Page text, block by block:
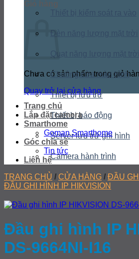
Giỏ hàng
Chưa có sản phẩm trong giỏ
Quay trở lại cửa hàng
Đèn năng lượng mặt trời
Quạt năng lượng mặt trời
Chuông cửa màn hình
Thiết bị lưu trữ
Thiết bị báo động
Server lưu trữ ghi hình
Camera hành trình
Trang chủ
Lắp đặt camera
Smarthome
Goman Smarthome
Góc chia sẻ
Tin tức
Liên hệ
TRANG CHỦ / CỬA HÀNG / ĐẦU
ĐẦU GHI HÌNH IP HIKVISION
Đầu ghi hình IP
DS-9664NI-I16